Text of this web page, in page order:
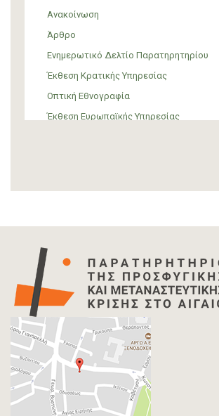
Θεσμικές ρυθμίσεις
Υποστήριξη Προσφύγων και Μεταναστών
Υλικός πολιτισμός
Τέχνη
Ανακοίνωση
Άρθρο
Ενημερωτικό Δελτίο Παρατηρητηρίου
Έκθεση Κρατικής Υπηρεσίας
Οπτική Εθνογραφία
Έκθεση Ευρωπαϊκής Υπηρεσίας
Info-graphic
Επιστολή
Συνέντευξη
Πρωτογενές υλικό
Φωτογραφία
Εκδηλώσεις
Ανάρτηση Blog